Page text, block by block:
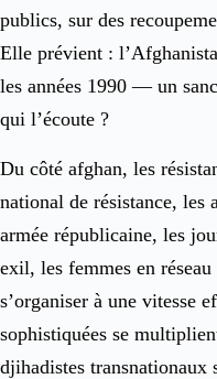
publics, sur des
Elle prévient :
les années 1990 — un
qui l’écoute ?
Du côté afghan, les
national de résistance, les
armée républicaine, les
exil, les femmes en
s’organiser à une vitesse
sophistiquées se
djihadistes transnationaux